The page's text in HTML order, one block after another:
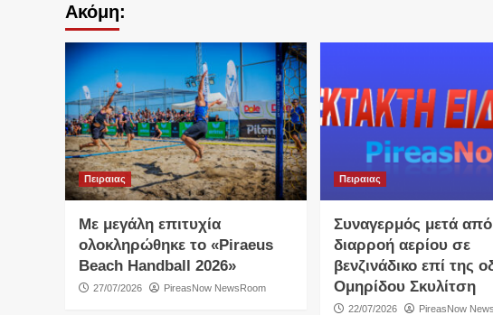
Ακόμη:
Πειραιας
Με μεγάλη επιτυχία
ολοκληρώθηκε το «Piraeus
Beach Handball 2026»
27/07/2026 PireasNow NewsRoom
Πειραιας
Συναγερμός μετά από
διαρροή αερίου σε
βενζινάδικο επί της
Ομηρίδου Σκυλίτση
22/07/2026 PireasNow